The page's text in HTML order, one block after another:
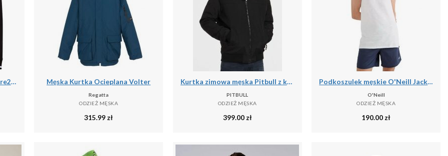
Kurtka turystyczna męska Dare2b Shield softshell Męska Kurtka Ocieplana Volter
Regatta
ODZIEŻ MĘSKA
315.99 zł
Kurtka zimowa męska Pitbull z kapturem Balboa II
PITBULL
ODZIEŻ MĘSKA
399.00 zł
Podkoszulek męskie O'Neill Jack's Base Tanktop
O'Neill
ODZIEŻ MĘSKA
190.00 zł